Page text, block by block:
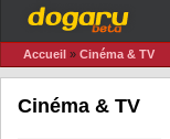
Accueil » Cinéma & TV
Cinéma & TV